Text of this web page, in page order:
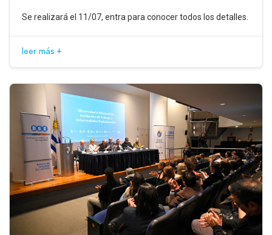
Se realizará el 11/07, entra para conocer todos los detalles.
leer más +